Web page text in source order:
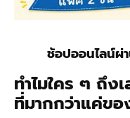
ช้อปออนไลน์ผ่
ทำไมใคร ๆ ถึง
ที่มากกว่าแค่ขอ